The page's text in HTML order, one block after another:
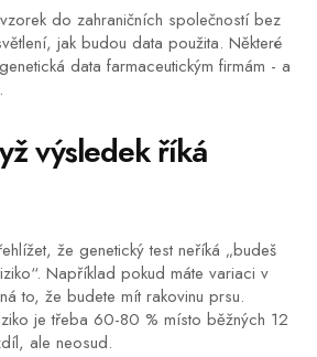
do zahraničních společností bez
jak budou data použita. Některé
data farmaceutickým firmám - a
výsledek říká
že genetický test neříká „budeš
Například pokud máte variaci v
to, že budete mít rakovinu prsu.
je třeba 60-80 % místo běžných 12
ale neosud.